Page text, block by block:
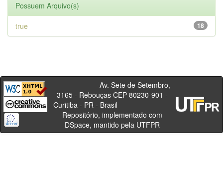
Possuem Arquivo(s)
18
true
Av. Sete de Setembro,
3165 - Rebouças CEP 80230-901 -
Curitiba - PR - Brasil
Repositório, implementado com
DSpace, mantido pela UTFPR